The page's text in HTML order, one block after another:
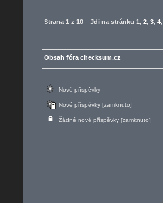
Strana 1 z 10 Jdi na stránku 1, 2, 3, 4,
Obsah fóra checksum.cz
Nové příspěvky
Nové příspěvky [zamknuto]
Žádné nové příspěvky [zamknuto]